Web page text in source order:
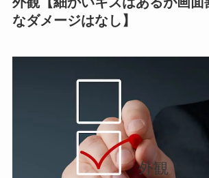
なダメージはなし】
外観